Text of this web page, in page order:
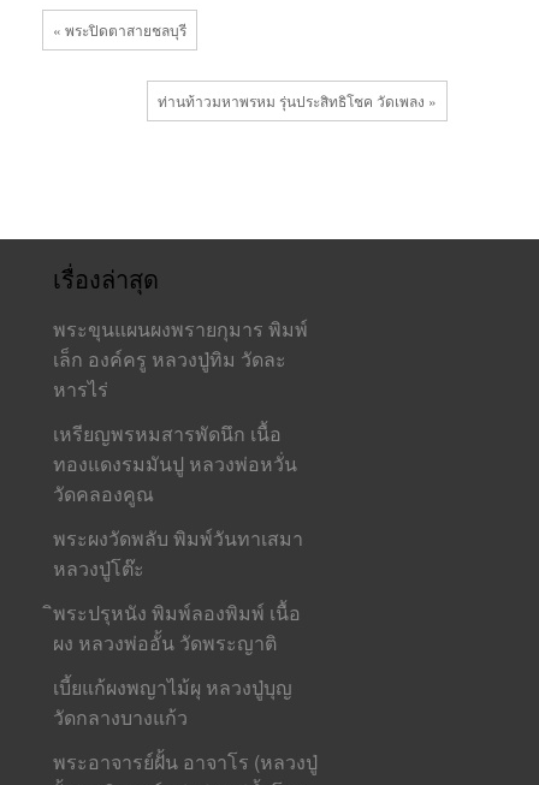
« พระปิดตาสายชลบุรี
ท่านท้าวมหาพรหม รุ่นประสิทธิโชค วัดเพลง »
เรื่องล่าสุด
พระขุนแผนผงพรายกุมาร พิมพ์
เล็ก องค์ครู หลวงปู่ทิม วัดละ
หารไร่
เหรียญพรหมสารพัดนึก เนื้อ
ทองแดงรมมันปู หลวงพ่อหวั่น
วัดคลองคูณ
พระผงวัดพลับ พิมพ์วันทาเสมา
หลวงปู่โต๊ะ
ิพระปรุหนัง พิมพ์ลองพิมพ์ เนื้อ
ผง หลวงพ่ออั้น วัดพระญาติ
เบี้ยแก้ผงพญาไม้ผุ หลวงปู่บุญ
วัดกลางบางแก้ว
พระอาจารย์ฝั้น อาจาโร (หลวงปู่